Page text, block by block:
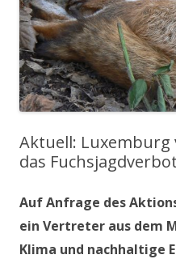
Aktuell:
das Fuchsjagdverbot
Auf Anfrage des
ein Vertreter aus dem
Klima und nachhaltige